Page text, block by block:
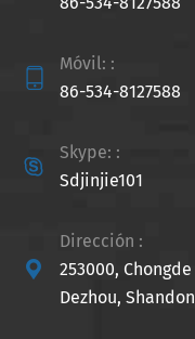

Móvil: :
86-534-8127588

Skype: :
Sdjinjie101

Dirección :
253000,
Dezhou,